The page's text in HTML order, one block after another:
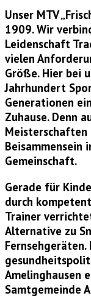
Unser MTV
1909. Wir
Leidenschaft
vielen
Größe. Hier bei
Jahrhundert
Generationen
Zuhause. Denn
Beisammensein
Gemeinschaft.
Gerade für
durch
Trainer
Alternative zu
Amelinghausen
Samtgemeinde